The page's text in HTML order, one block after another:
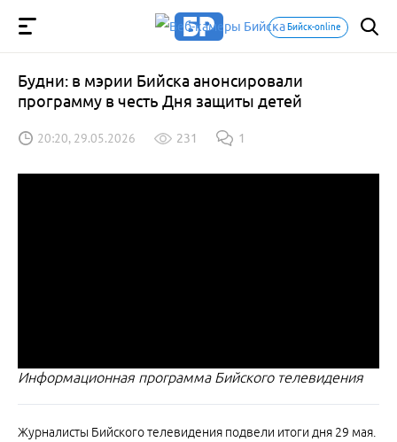
Бийск-online
Будни: в мэрии Бийска анонсировали
программу в честь Дня защиты детей
20:20, 29.05.2026 231 1
Информационная программа Бийского телевидения
Журналисты Бийского телевидения подвели итоги дня 29 мая.